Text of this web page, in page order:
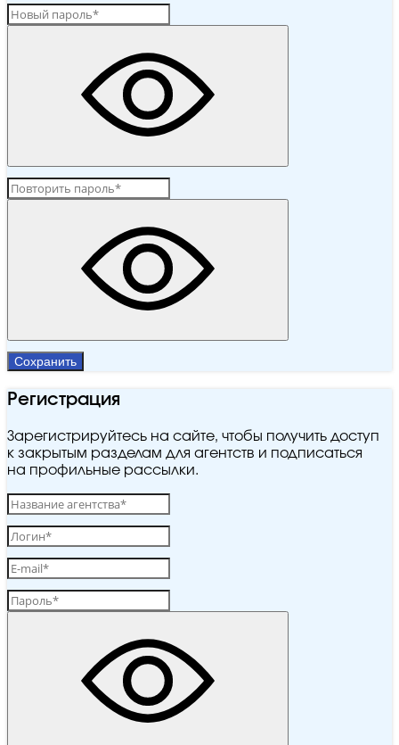
Сохранить
Регистрация
Зарегистрируйтесь на сайте, чтобы получить доступ
к закрытым разделам для агентств и подписаться
на профильные рассылки.